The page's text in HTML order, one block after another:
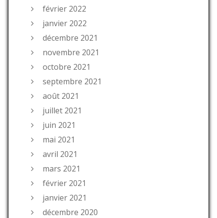
février 2022
janvier 2022
décembre 2021
novembre 2021
octobre 2021
septembre 2021
août 2021
juillet 2021
juin 2021
mai 2021
avril 2021
mars 2021
février 2021
janvier 2021
décembre 2020